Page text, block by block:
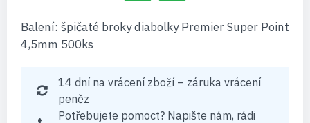
Balení: špičaté broky diabolky Premier Super Point
4,5mm 500ks
14 dní na vrácení zboží – záruka vrácení
peněz
Potřebujete pomoct? Napište nám, rádi